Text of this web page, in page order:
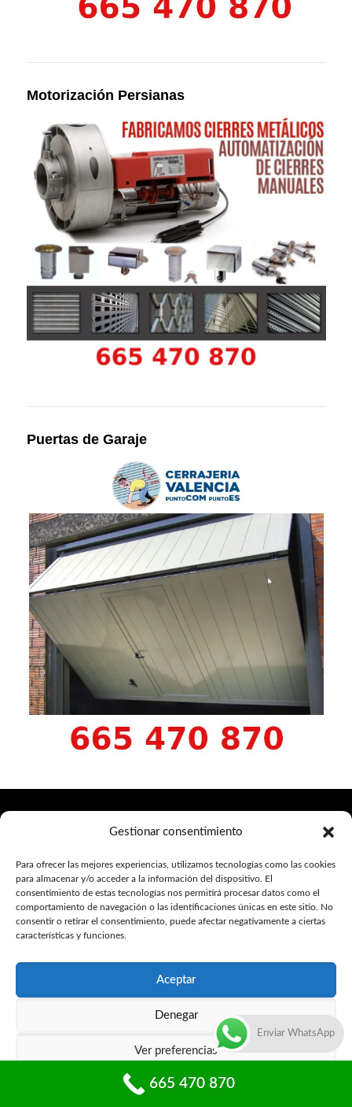
Gestionar consentimiento
Para ofrecer las mejores experiencias, utilizamos tecnologías como las cookies
para almacenar y/o acceder a la información del dispositivo. El
consentimiento de estas tecnologías nos permitirá procesar datos como el
comportamiento de navegación o las identificaciones únicas en este sitio. No
consentir o retirar el consentimiento, puede afectar negativamente a ciertas
características y funciones.
Aceptar
Denegar
Ver preferencias
Política de privacidad
Motorización Persianas
Puertas de Garaje
Cerrajeros Villamarchante 24 Horas, Servicio de
Cerrajeria Villamarchante
Política de privacidad
@ Cerrajeria Valencia -Sitemap
Enviar WhatsApp
665 470 870